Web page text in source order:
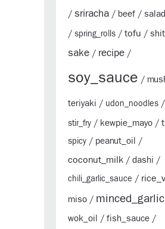
/ sriracha / beef / salad
/ spring_rolls / tofu /
sake / recipe /
soy_sauce /
teriyaki / udon_noodles /
stir_fry / kewpie_mayo /
spicy / peanut_oil /
coconut_milk / dashi /
chili_garlic_sauce /
miso / minced_garlic
wok_oil / fish_sauce /